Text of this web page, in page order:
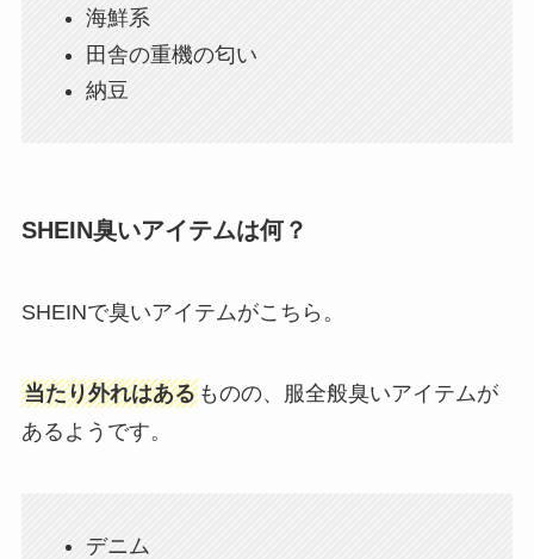
海鮮系
田舎の重機の匂い
納豆
SHEIN臭いアイテムは何？
SHEINで臭いアイテムがこちら。
当たり外れはあるものの、服全般臭いアイテムが
あるようです。
デニム